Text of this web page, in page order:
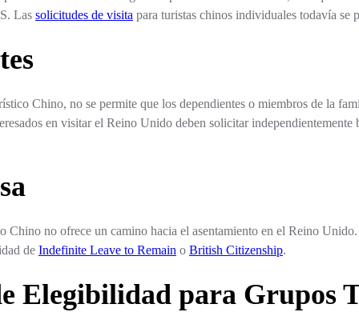
Las solicitudes de visita para turistas chinos individuales todavía se
Chino, no se permite que los dependientes o miembros de la
en visitar el Reino Unido deben solicitar independientemente
Chino no ofrece un camino hacia el asentamiento en el Reino
de Indefinite Leave to Remain o British Citizenship.
Elegibilidad para Grupos